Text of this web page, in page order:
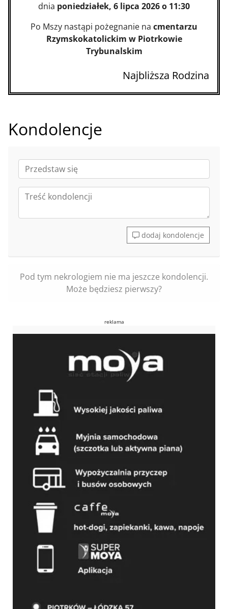
dnia poniedziałek, 6 lipca 2026 o 11:30
Po Mszy nastąpi pożegnanie na cmentarzu
Rzymskokatolickim w Piotrkowie
Trybunalskim
Najbliższa Rodzina
Kondolencje
dodaj kondolencje
Pod tym nekrologiem nie ma jeszcze kondolencji.
Może będziesz pierwszy?
reklama